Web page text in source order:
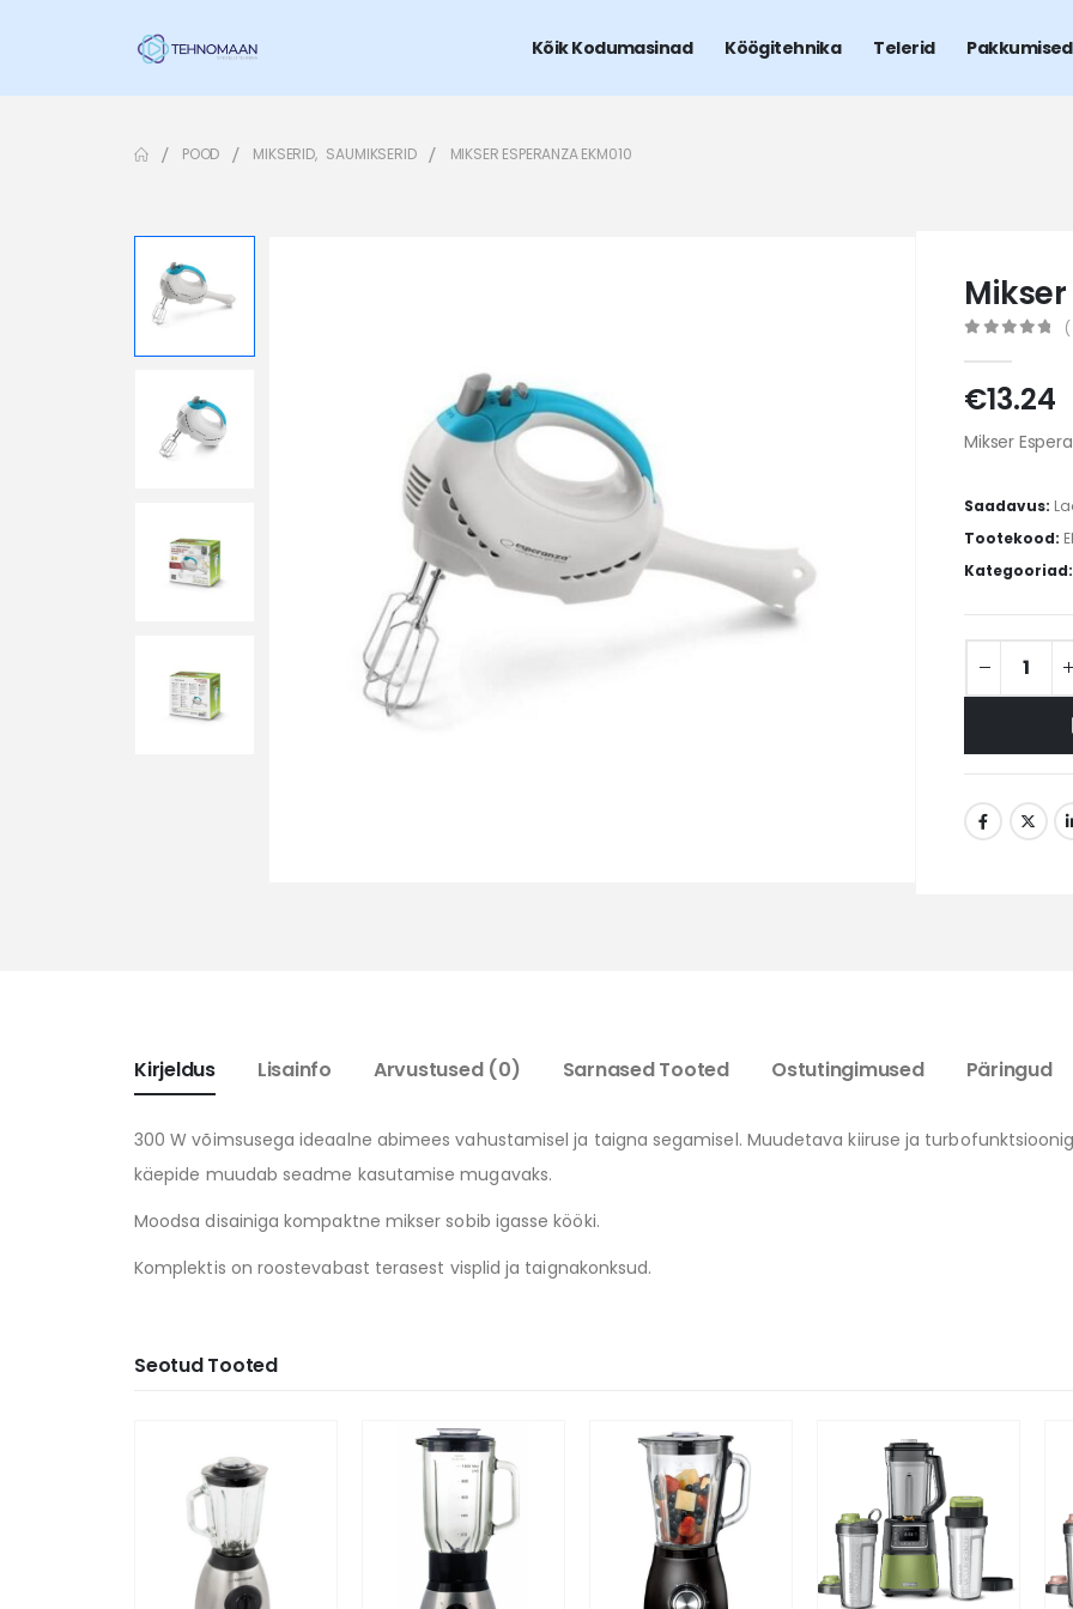
Kõik Kodumasinad Köögitehnika Telerid Pakkumised
POOD MIKSERID, SAUMIKSERID MIKSER ESPERANZA EKM010
Mikser
€13.24
Mikser
Saadavus:
Tootekood:
Kirjeldus Lisainfo Arvustused (0) Sarnased Tooted Ostutingimused Päringud
300 W võimsusega ideaalne abimees vahustamisel ja taigna segamisel. Muudetava kiiruse ja
käepide muudab seadme kasutamise mugavaks.
Moodsa disainiga kompaktne mikser sobib igasse kööki.
Komplektis on roostevabast terasest visplid ja taignakonksud.
Seotud Tooted